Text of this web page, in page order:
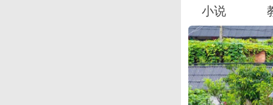
小说